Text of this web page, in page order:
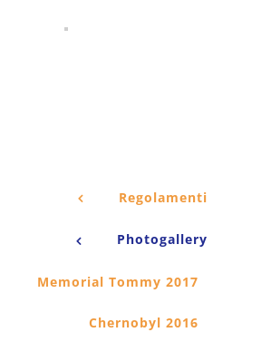
Gare Polizia
Sniper
Bench Rest
Gara Memorial Fabio Camera